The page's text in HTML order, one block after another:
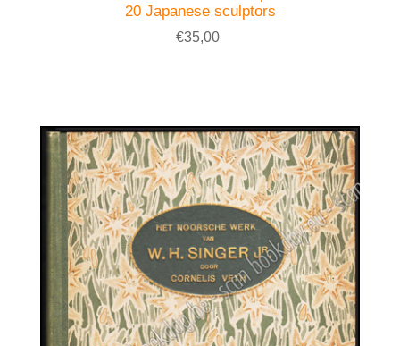
20 Japanese sculptors
€35,00